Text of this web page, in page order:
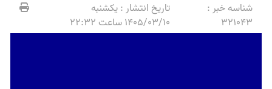
شناسه خبر :
321043
تاریخ انتشار :یکشنبه
1405/03/10 ساعت 22:32